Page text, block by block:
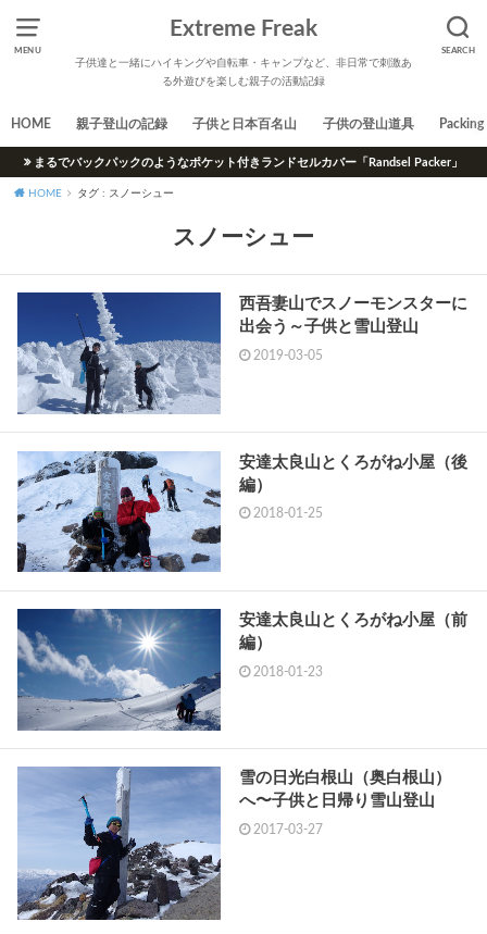
MENU SEARCH
Extreme Freak
子供達と一緒にハイキングや自転車・キャンプなど、非日常で刺激あ
る外遊びを楽しむ親子の活動記録
HOME 親子登山の記録 子供と日本百名山 子供の登山道具 Packing
まるでバックパックのようなポケット付きランドセルカバー「Randsel Packer」
HOME タグ : スノーシュー
スノーシュー
西吾妻山でスノーモンスターに
出会う～子供と雪山登山
2019-03-05
安達太良山とくろがね小屋（後
編）
2018-01-25
安達太良山とくろがね小屋（前
編）
2018-01-23
雪の日光白根山（奥白根山）
へ〜子供と日帰り雪山登山
2017-03-27